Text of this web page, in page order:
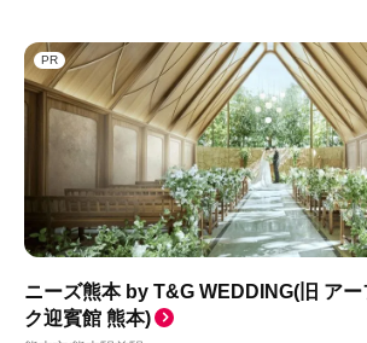
PR
ニーズ熊本 by T&G WEDDING(旧 アー
ク迎賓館 熊本)